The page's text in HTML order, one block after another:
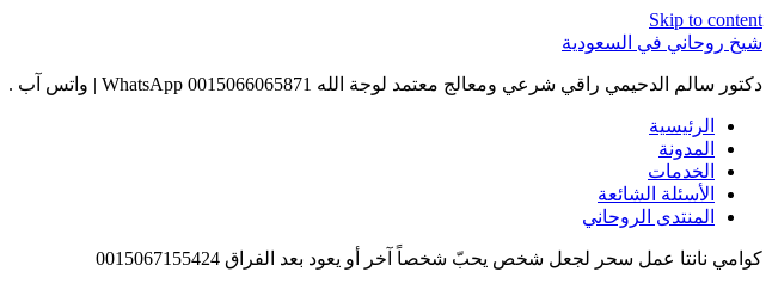
Skip to content
شيخ روحاني في السعودية
دكتور سالم الدحيمي راقي شرعي ومعالج معتمد لوجة الله 0015066065871 WhatsApp | واتس آب .
الرئيسية
المدونة
الخدمات
الأسئلة الشائعة
المنتدى الروحاني
كوامي نانتا عمل سحر لجعل شخص يحبّ شخصاً آخر أو يعود بعد الفراق 0015067155424